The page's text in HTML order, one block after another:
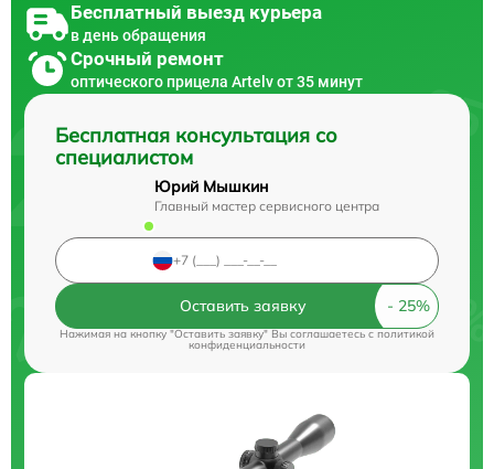
Бесплатный выезд курьера
в день обращения
Срочный ремонт
оптического прицела Artelv от 35 минут
Бесплатная консультация со
специалистом
Юрий Мышкин
Главный мастер сервисного центра
Оставить заявку
Нажимая на кнопку "Оставить заявку" Вы соглашаетесь cполитикой
конфиденциальности